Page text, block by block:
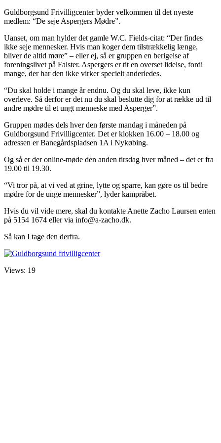
Guldborgsund Frivilligcenter byder velkommen til det nyeste
medlem: “De seje Aspergers Mødre”.
Uanset, om man hylder det gamle W.C. Fields-citat: “Der findes
ikke seje mennesker. Hvis man koger dem tilstrækkelig længe,
bliver de altid møre” – eller ej, så er gruppen en berigelse af
foreningslivet på Falster. Aspergers er tit en overset lidelse, fordi
mange, der har den ikke virker specielt anderledes.
“Du skal holde i mange år endnu. Og du skal leve, ikke kun
overleve. Så derfor er det nu du skal beslutte dig for at række ud til
andre mødre til et ungt menneske med Asperger”.
Gruppen mødes dels hver den første mandag i måneden på
Guldborgsund Frivilligcenter. Det er klokken 16.00 – 18.00 og
adressen er Banegårdspladsen 1A i Nykøbing.
Og så er der online-møde den anden tirsdag hver måned – det er fra
19.00 til 19.30.
“Vi tror på, at vi ved at grine, lytte og sparre, kan gøre os til bedre
mødre for de unge mennesker”, lyder kampråbet.
Hvis du vil vide mere, skal du kontakte Anette Zacho Laursen enten
på 5154 1674 eller via info@a-zacho.dk.
Så kan I tage den derfra.
Views: 19